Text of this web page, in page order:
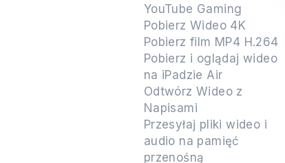
YouTube Gaming
Pobierz Wideo 4K
Pobierz film MP4 H.264
Pobierz i oglądaj wideo
na iPadzie Air
Odtwórz Wideo z
Napisami
Przesyłaj pliki wideo i
audio na pamięć
przenośną